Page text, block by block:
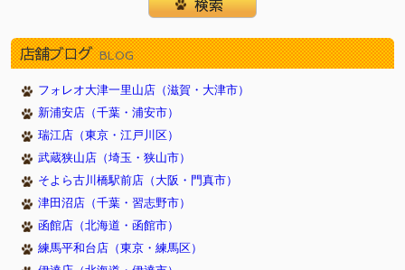
店舗ブログ BLOG
フォレオ大津一里山店（滋賀・大津市）
新浦安店（千葉・浦安市）
瑞江店（東京・江戸川区）
武蔵狭山店（埼玉・狭山市）
そよら古川橋駅前店（大阪・門真市）
津田沼店（千葉・習志野市）
函館店（北海道・函館市）
練馬平和台店（東京・練馬区）